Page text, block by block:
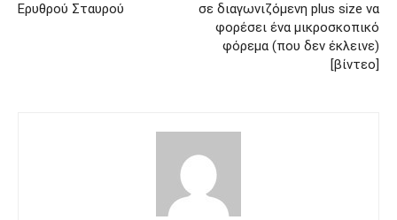
Ερυθρού Σταυρού
σε διαγωνιζόμενη plus size να
φορέσει ένα μικροσκοπικό
φόρεμα (που δεν έκλεινε)
[βίντεο]